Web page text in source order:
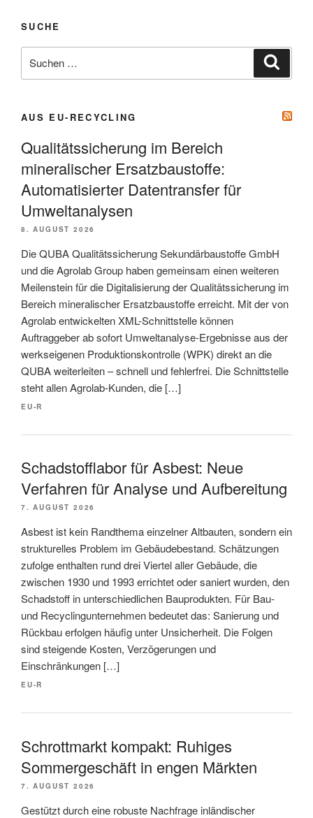
SUCHE
nach:
AUS EU-RECYCLING
Qualitätssicherung im Bereich
mineralischer Ersatzbaustoffe:
Automatisierter Datentransfer für
Umwelt­analysen
8. AUGUST 2026
Die QUBA Qualitätssicherung Sekundärbaustoffe GmbH
und die Agrolab Group haben gemeinsam einen weiteren
Meilenstein für die Digitalisierung der Qualitätssicherung im
Bereich mineralischer Ersatzbaustoffe erreicht. Mit der von
Agrolab entwickelten XML-Schnittstelle können
Auftraggeber ab sofort Umweltanalyse-Ergebnisse aus der
werkseigenen Produktionskontrolle (WPK) direkt an die
QUBA weiterleiten – schnell und fehlerfrei. Die Schnittstelle
steht allen Agrolab-Kunden, die […]
EU-R
Schadstofflabor für Asbest: Neue
Verfahren für Analyse und Aufbereitung
7. AUGUST 2026
Asbest ist kein Randthema einzelner Altbauten, sondern ein
strukturelles Problem im Gebäudebestand. Schätzungen
zufolge enthalten rund drei Viertel aller Gebäude, die
zwischen 1930 und 1993 errichtet oder saniert wurden, den
Schadstoff in unterschiedlichen Bauprodukten. Für Bau-
und Recyclingunternehmen bedeutet das: Sanierung und
Rückbau erfolgen häufig unter Unsicherheit. Die Folgen
sind steigende Kosten, Verzögerungen und
Einschränkungen […]
EU-R
Schrottmarkt kompakt: Ruhiges
Sommergeschäft in engen Märkten
7. AUGUST 2026
Gestützt durch eine robuste Nachfrage inländischer